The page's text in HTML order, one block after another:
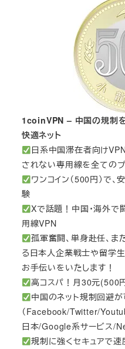
1coinVPN – 中国の規制
快適ネット
日系中国滞在者向け
されない専用線を全ての
ワンコイン（500円）で、
験
Xで話題！中国・海外で
用線VPN
孤軍奮闘、単身赴任、
る日本人企業戦士や留学
お手伝いをいたします！
高コスパ！月30元(500
中国のネット規制回避
（Facebook/Twitter/
日本/Google系サービス/
規制に強くセキュアで